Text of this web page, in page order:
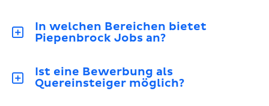
In welchen Bereichen bietet
Piepenbrock Jobs an?
Ist eine Bewerbung als
Quereinsteiger möglich?